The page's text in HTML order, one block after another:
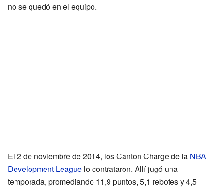
no se quedó en el equipo.
El 2 de noviembre de 2014, los Canton Charge de la NBA
Development League lo contrataron. Allí jugó una
temporada, promediando 11,9 puntos, 5,1 rebotes y 4,5